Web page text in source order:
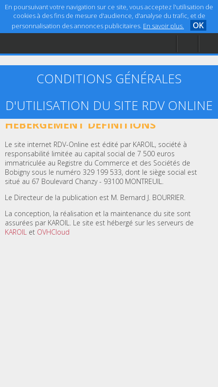
En poursuivant votre navigation sur ce site, vous acceptez l'utilisation de
cookies à des fins de mesure d'audience, d'analyse du trafic, et de
personnalisation des annonces publicitaires. En savoir plus. OK
Accueil
Aide
CONDITIONS GÉNÉRALES
D'UTILISATION DU SITE RDV ONLINE
ARTICLE 1 – ÉDITEUR, CRÉATION ET
HÉBERGEMENT DÉFINITIONS
Le site internet RDV-Online est édité par KAROIL, société à
responsabilité limitée au capital social de 7 500 euros
immatriculée au Registre du Commerce et des Sociétés de
Bobigny sous le numéro 329 199 533, dont le siège social est
situé au 67 Boulevard Chanzy - 93100 MONTREUIL.
Le Directeur de la publication est M. Bernard J. BOURRIER.
La conception, la réalisation et la maintenance du site sont
assurées par KAROIL. Le site est hébergé sur les serveurs de
KAROIL et OVHCloud